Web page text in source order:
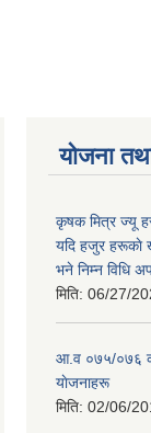
योजना
कृषक मित्र ज्यू
यदि हजुर हरूकाे
भने निम्न विधि
मिति: 06/27/
आ‍.व ०७५/०७६
याेजनाहरू
मिति: 02/06/